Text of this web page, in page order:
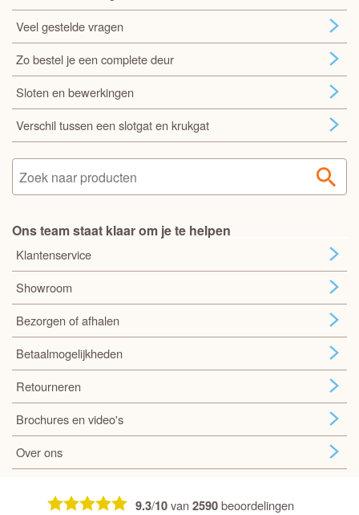
Veel gestelde vragen
Zo bestel je een complete deur
Sloten en bewerkingen
Verschil tussen een slotgat en krukgat
Ons team staat klaar om je te helpen
Klantenservice
Showroom
Bezorgen of afhalen
Betaalmogelijkheden
Retourneren
Brochures en video's
Over ons
9.3/10van2590beoordelingen